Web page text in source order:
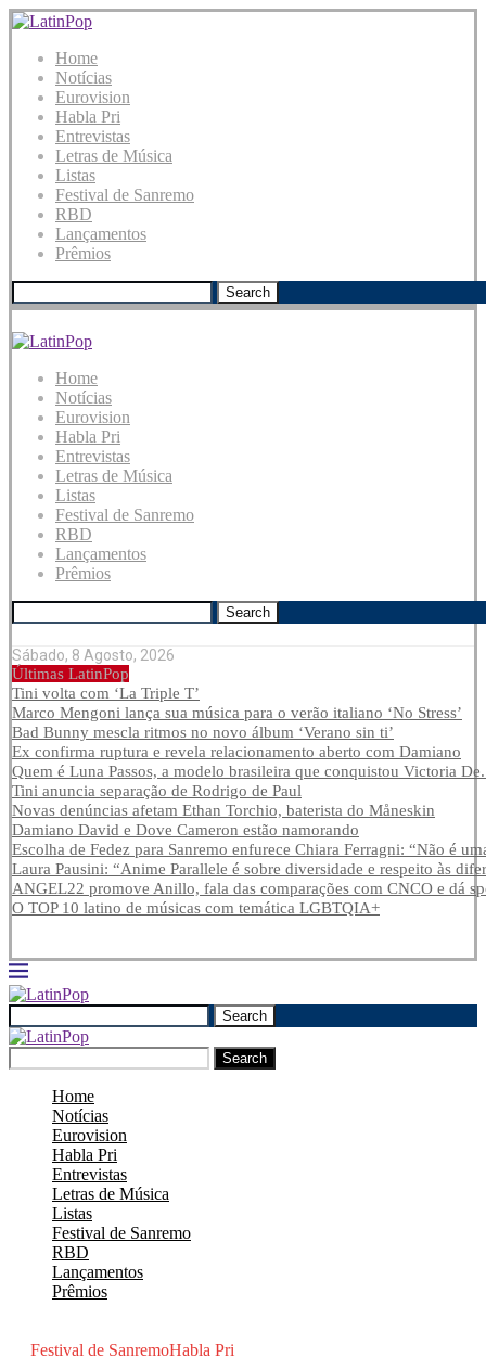
Home
Notícias
Eurovision
Habla Pri
Entrevistas
Letras de Música
Listas
Festival de Sanremo
RBD
Lançamentos
Prêmios
Search
Home
Notícias
Eurovision
Habla Pri
Entrevistas
Letras de Música
Listas
Festival de Sanremo
RBD
Lançamentos
Prêmios
Search
Sábado, 8 Agosto, 2026
Últimas LatinPop
Tini volta com ‘La Triple T’
Marco Mengoni lança sua música para o verão italiano ‘No Stress’
Bad Bunny mescla ritmos no novo álbum ‘Verano sin ti’
Ex confirma ruptura e revela relacionamento aberto com Damiano
Quem é Luna Passos, a modelo brasileira que conquistou Victoria
Tini anuncia separação de Rodrigo de Paul
Novas denúncias afetam Ethan Torchio, baterista do Måneskin
Damiano David e Dove Cameron estão namorando
Escolha de Fedez para Sanremo enfurece Chiara Ferragni: “Não é
Laura Pausini: “Anime Parallele é sobre diversidade e respeito às
ANGEL22 promove Anillo, fala das comparações com CNCO e dá
O TOP 10 latino de músicas com temática LGBTQIA+
Search
Search
Home
Notícias
Eurovision
Habla Pri
Entrevistas
Letras de Música
Listas
Festival de Sanremo
RBD
Lançamentos
Prêmios
Festival de SanremoHabla Pri